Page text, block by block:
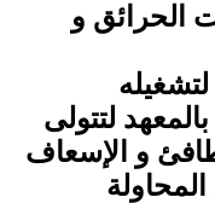
و
لتتولى
و الإسعاف